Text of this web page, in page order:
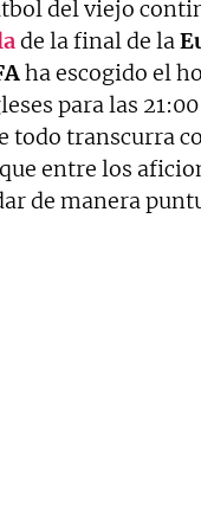
del viejo
de la final de la
ha escogido el
para las
todo transcurra
entre los
de manera